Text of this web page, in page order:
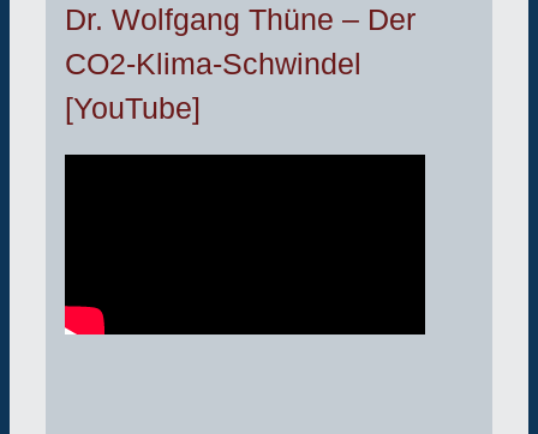
Dr. Wolfgang Thüne – Der
CO2-Klima-Schwindel
[YouTube]